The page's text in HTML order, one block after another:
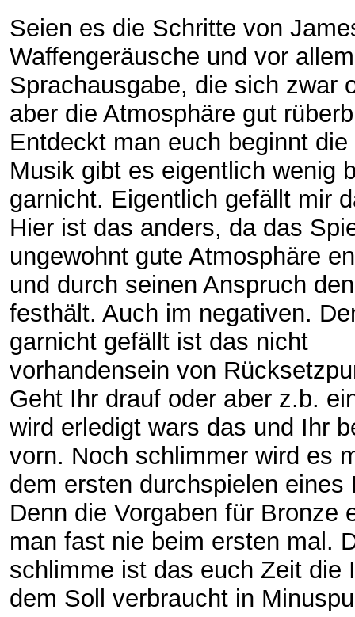
Seien es die Schritte von
Waffengeräusche und vor allem
Sprachausgabe, die sich zwar
aber die Atmosphäre gut
Entdeckt man euch beginnt
Musik gibt es eigentlich wenig
garnicht. Eigentlich gefällt mir
Hier ist das anders, da das
ungewohnt gute Atmosphäre
und durch seinen Anspruch
festhält. Auch im negativen.
garnicht gefällt ist das nicht
vorhandensein von
Geht Ihr drauf oder aber z.b.
wird erledigt wars das und Ihr
vorn. Noch schlimmer wird es
dem ersten durchspielen eines
Denn die Vorgaben für Bronze
man fast nie beim ersten mal.
schlimme ist das euch Zeit die
dem Soll verbraucht in